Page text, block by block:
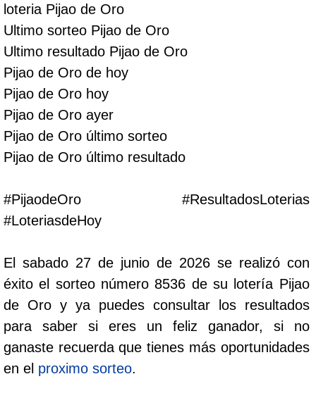
Astro Sol
Astro Luna
Cafeterito Tarde
Cafeterito Noche
Caribeña Noche
Chontico Día
Chontico Noche
Culona día
loteria Pijao de Oro
Ultimo sorteo Pijao de Oro
Ultimo resultado Pijao de Oro
Pijao de Oro de hoy
Pijao de Oro hoy
Pijao de Oro ayer
Pijao de Oro último sorteo
Pijao de Oro último resultado
#PijaodeOro #ResultadosLoterias
#LoteriasdeHoy
El sabado 27 de junio de 2026 se realizó con
éxito el sorteo número 8536 de su lotería Pijao
de Oro y ya puedes consultar los resultados
para saber si eres un feliz ganador, si no
ganaste recuerda que tienes más oportunidades
en el proximo sorteo.